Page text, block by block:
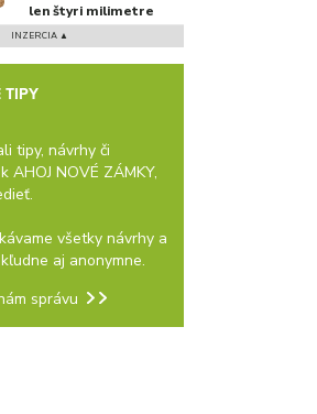
len štyri milimetre
INZERCIA ▲
TIPY
tipy, návrhy či
AHOJ NOVÉ ZÁMKY,
všetky návrhy a
aj anonymne.
správu